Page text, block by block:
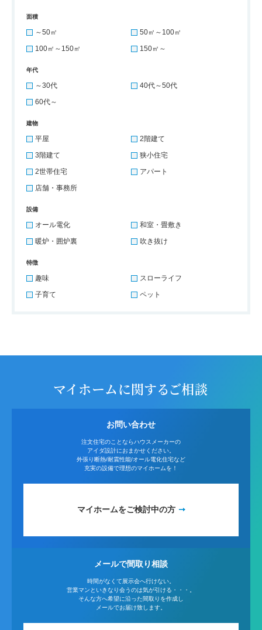
面積
～50㎡
50㎡～100㎡
100㎡～150㎡
150㎡～
年代
～30代
40代～50代
60代～
建物
平屋
2階建て
3階建て
狭小住宅
2世帯住宅
アパート
店舗・事務所
設備
オール電化
和室・畳敷き
暖炉・囲炉裏
吹き抜け
特徴
趣味
スローライフ
子育て
ペット
マイホームに関するご相談
お問い合わせ
注文住宅のことならハウスメーカーの
アイダ設計におまかせください。
外張り断熱/耐震性能/オール電化住宅など
充実の設備で理想のマイホームを！
マイホームをご検討中の方
メールで間取り相談
時間がなくて展示会へ行けない。
営業マンといきなり会うのは気が引ける・・・。
そんな方へ希望に沿った間取りを作成し
メールでお届け致します。